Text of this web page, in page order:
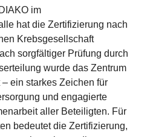
im
hat die Zertifizierung nach
Krebsgesellschaft
sorgfältiger Prüfung durch
wurde das Zentrum
ein starkes Zeichen für
und engagierte
aller Beteiligten. Für
bedeutet die Zertifizierung,